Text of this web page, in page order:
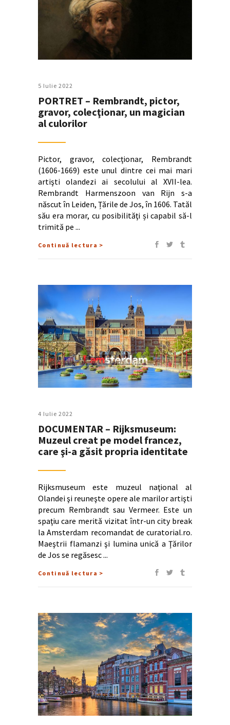
5 Iulie 2022
PORTRET – Rembrandt, pictor,
gravor, colecţionar, un magician
al culorilor
Pictor, gravor, colecţionar, Rembrandt
(1606-1669) este unul dintre cei mai mari
artişti olandezi ai secolului al XVII-lea.
Rembrandt Harmenszoon van Rijn s-a
născut în Leiden, Țările de Jos, în 1606. Tatăl
său era morar, cu posibilităţi și capabil să-l
trimită pe
Continuă lectura >
4 Iulie 2022
DOCUMENTAR – Rijksmuseum:
Muzeul creat pe model francez,
care şi-a găsit propria identitate
Rijksmuseum este muzeul naţional al
Olandei şi reuneşte opere ale marilor artişti
precum Rembrandt sau Vermeer. Este un
spaţiu care merită vizitat într-un city break
la Amsterdam recomandat de curatorial.ro.
Maeştrii flamanzi şi lumina unică a Ţărilor
de Jos se regăsesc
Continuă lectura >